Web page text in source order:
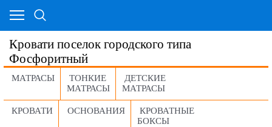
Кровати поселок городского типа
Фосфоритный
МАТРАСЫ
ТОНКИЕ
МАТРАСЫ
ДЕТСКИЕ
МАТРАСЫ
КРОВАТИ ОСНОВАНИЯ
КРОВАТНЫЕ
БОКСЫ